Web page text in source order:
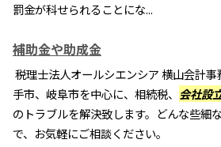
罰金が科せられることにな...
補助金や助成金
税理士法人オールシエンシア 横山会計
手市、岐阜市を中心に、相続税、 会社設
のトラブルを解決致します。どんな些細
で、お気軽にご相談ください。